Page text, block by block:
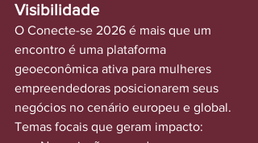
Visibilidade
O Conecte-se 2026 é mais que um
encontro é uma plataforma
geoeconômica ativa para mulheres
empreendedoras posicionarem seus
negócios no cenário europeu e global.
Temas focais que geram impacto: